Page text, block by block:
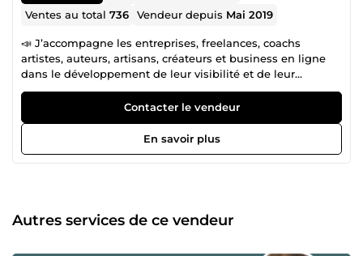
Ventes au total736 Vendeur depuis Mai 2019
📣 J’accompagne les entreprises, freelances, coachs
artistes, auteurs, artisans, créateurs et business en ligne
dans le développement de leur visibilité et de leur
communication. 📅 Réservation d'appel :
https://calendly.com/floriane-berkajera/call-berkajera
(copier/coller dans votre navigateur web si le lien ne
s'ouvre pas) 💬 N’hésitez pas à me contacter avant de
passer commande ou pour toute question concernant mes
Contacter le vendeur
En savoir plus
Autres services de ce vendeur